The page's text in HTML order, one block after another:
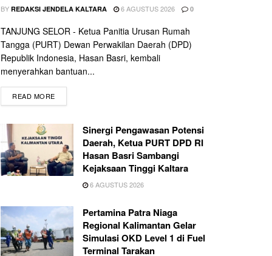
BY REDAKSI JENDELA KALTARA 6 AGUSTUS 2026 0
TANJUNG SELOR - Ketua Panitia Urusan Rumah
Tangga (PURT) Dewan Perwakilan Daerah (DPD)
Republik Indonesia, Hasan Basri, kembali
menyerahkan bantuan...
READ MORE
Sinergi Pengawasan Potensi
Daerah, Ketua PURT DPD RI
Hasan Basri Sambangi
Kejaksaan Tinggi Kaltara
6 AGUSTUS 2026
Pertamina Patra Niaga
Regional Kalimantan Gelar
Simulasi OKD Level 1 di Fuel
Terminal Tarakan